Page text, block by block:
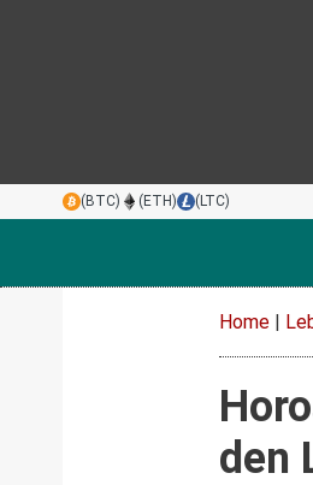
(BTC) (ETH) (LTC)
Home |
den